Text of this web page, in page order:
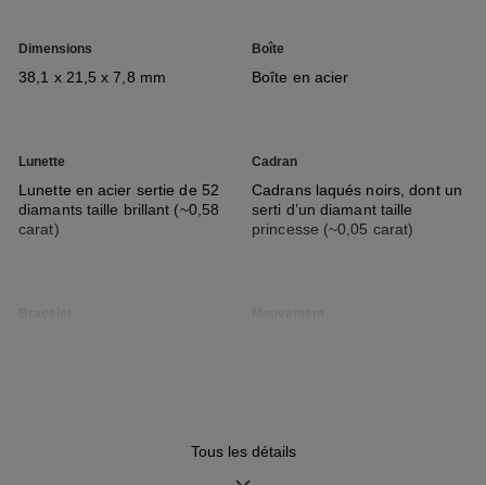
Dimensions
38,1 x 21,5 x 7,8 mm
Boîte
Boîte en acier
Lunette
Lunette en acier sertie de 52
diamants taille brillant (~0,58
carat)
Cadran
Cadrans laqués noirs, dont un
serti d’un diamant taille
princesse (~0,05 carat)
Étanchéité
Tous les détails